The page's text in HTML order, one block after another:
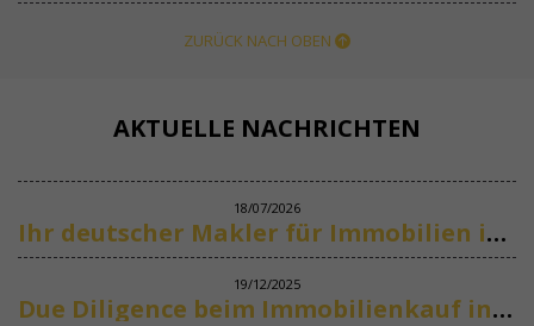
ZURÜCK NACH OBEN
AKTUELLE NACHRICHTEN
18/07/2026
Ihr deutscher Makler für Immobilien in Marbella
19/12/2025
Due Diligence beim Immobilienkauf in Spanien